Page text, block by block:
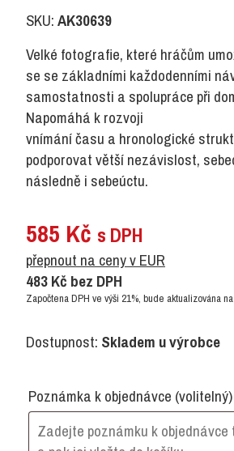
SKU:AK30639
Velké fotografie, které hráčům
se se základními každodenními
samostatnosti a spolupráce při
Napomáhá k rozvoji
vnímání času a hronologické
podporovat větší nezávislost,
následně i sebeúctu.
585 Kč s DPH
přepnout na ceny v EUR
483Kč bez DPH
Započtena DPH ve výši 21%, bude aktualizována
Dostupnost: Skladem u výrobce
Poznámka k objednávce (volitelný)